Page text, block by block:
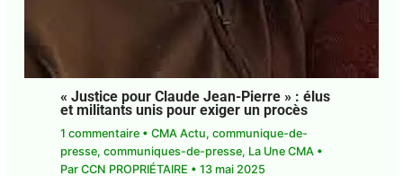
« Justice pour Claude Jean-Pierre » : élus
et militants unis pour exiger un procès
1 commentaire •CMA Actu,communique-de-
presse,communiques-de-presse,La Une CMA
ParCCN PROPRIÉTAIRE•13 mai 2025